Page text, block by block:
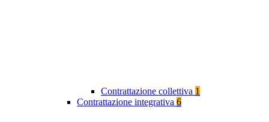
Contrattazione collettiva 1
Contrattazione integrativa 6